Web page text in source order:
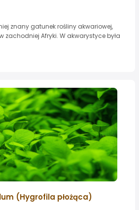
znany gatunek rośliny akwariowej,
zachodniej Afryki. W akwarystyce była
(Hygrofila płożąca)